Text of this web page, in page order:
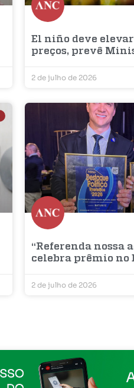
El niño deve
preços, prevê
2 de julho de 2026
“Referenda nossa
celebra prêmio no
2 de julho de 2026